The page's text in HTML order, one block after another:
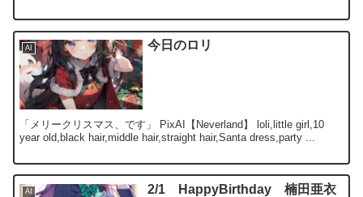
AI 今日のロリ
「メリークリスマス、です」 PixAI【Neverland】 loli,little girl,10
year old,black hair,middle hair,straight hair,Santa dress,party ...
AI
2/1 HappyBirthday 楠田亜衣